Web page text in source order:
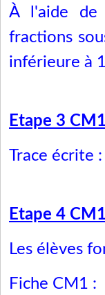
À l'aide de
fractions
inférieure à
Etape 3
Trace écrite :
Etape 4
Les élèves
Fiche CM1 :